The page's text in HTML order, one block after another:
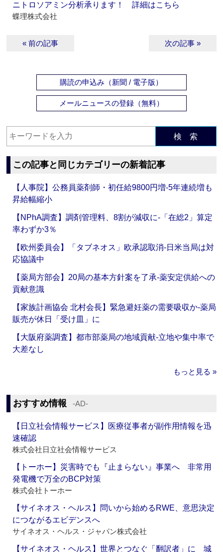
ニトロソアミン分析承ります！ 詳細はこちら
蝶理株式会社
« 前の記事 次の記事 »
購読の申込み（新聞 / 電子版）
メールニュースの登録（無料）
検 索
この記事と同じカテゴリーの新着記事
【人事院】公務員薬剤師・初任給9800円増‐5年連続増も
昇給幅縮小
【NPhA調査】調剤管理料、8割が減収に‐「在総2」算定
率わずか3％
【欧州委員会】「タブネオス」欧承認取消‐日米当局は対
応協議中
【薬局方部会】20局の基本方針案を了承‐薬安定供給への
貢献意識
【家族計画協会 北村会長】緊急避妊薬の需要吸収か‐薬局
販売が休日「受け皿」に
【大阪府薬調査】都市部薬局の地域貢献‐立地や集中率で
大差なし
もっと見る »
おすすめ情報 ‐AD‐
【日立社会情報サービス】医療従事者が副作用情報を迅
速確認
株式会社日立社会情報サービス
【トーホー】災害時でも『止まらない』事業へ 非常用
発電機で万全のBCP対策
株式会社トーホー
【サイネオス・ヘルス】問いから始めるRWE、意思決定
につながるエビデンスへ
サイネオス・ヘルス・ジャパン株式会社
【サイネオス・ヘルス】世界とつなぐ「翻訳者」に 城